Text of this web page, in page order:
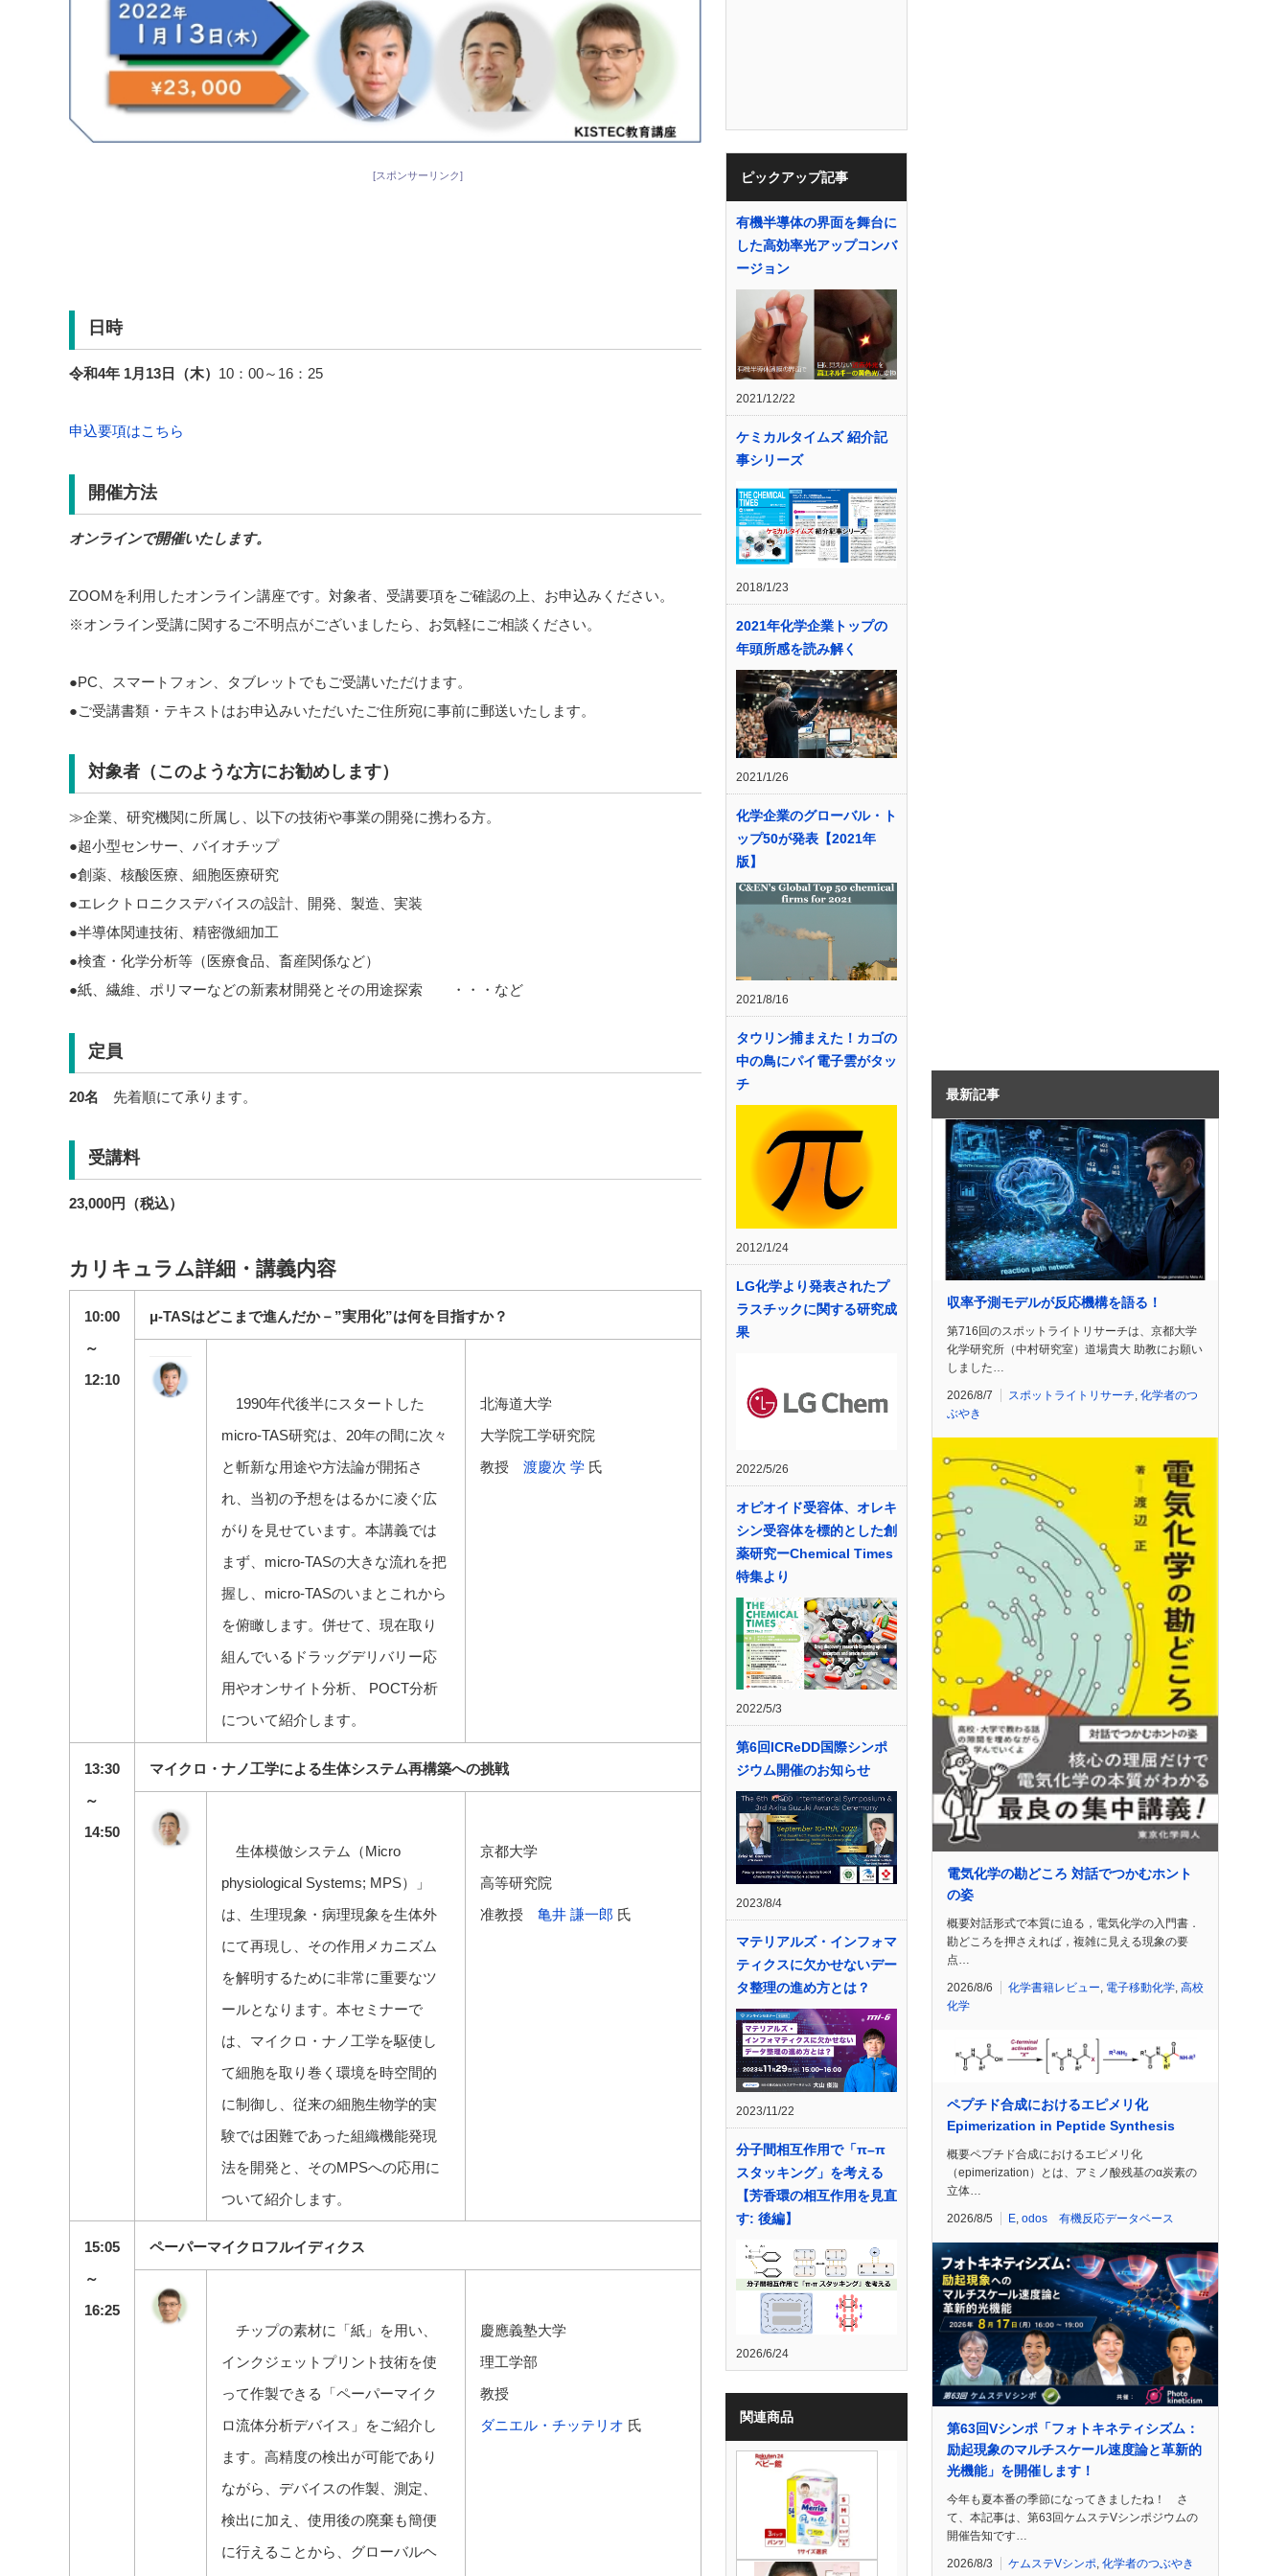
[スポンサーリンク]
日時
令和4年 1月13日（木） 10：00～16：25
申込要項はこちら
開催方法
オンラインで開催いたします。
ZOOMを利用したオンライン講座です。対象者、受講要項をご確認の上、お申込みください。
※オンライン受講に関するご不明点がございましたら、お気軽にご相談ください。
●PC、スマートフォン、タブレットでもご受講いただけます。
●ご受講書類・テキストはお申込みいただいたご住所宛に事前に郵送いたします。
対象者（このような方にお勧めします）
≫企業、研究機関に所属し、以下の技術や事業の開発に携わる方。
●超小型センサー、バイオチップ
●創薬、核酸医療、細胞医療研究
●エレクトロニクスデバイスの設計、開発、製造、実装
●半導体関連技術、精密微細加工
●検査・化学分析等（医療食品、畜産関係など）
●紙、繊維、ポリマーなどの新素材開発とその用途探索 ・・・など
定員
20名 先着順にて承ります。
受講料
23,000円（税込）
カリキュラム詳細・講義内容
10:00
～
12:10
μ-TASはどこまで進んだか－”実用化”は何を目指すか？
1990年代後半にスタートした
micro-TAS研究は、20年の間に次々
と斬新な用途や方法論が開拓さ
れ、当初の予想をはるかに凌ぐ広
がりを見せています。本講義では
まず、micro-TASの大きな流れを把
握し、micro-TASのいまとこれから
を俯瞰します。併せて、現在取り
組んでいるドラッグデリバリー応
用やオンサイト分析、 POCT分析
について紹介します。
北海道大学
大学院工学研究院
教授 渡慶次 学 氏
13:30
～
14:50
マイクロ・ナノ工学による生体システム再構築への挑戦
生体模倣システム（Micro
physiological Systems; MPS）」
は、生理現象・病理現象を生体外
にて再現し、その作用メカニズム
を解明するために非常に重要なツ
ールとなります。本セミナーで
は、マイクロ・ナノ工学を駆使し
て細胞を取り巻く環境を時空間的
に制御し、従来の細胞生物学的実
験では困難であった組織機能発現
法を開発と、そのMPSへの応用に
ついて紹介します。
京都大学
高等研究院
准教授 亀井 謙一郎 氏
15:05
～
16:25
ペーパーマイクロフルイディクス
チップの素材に「紙」を用い、
インクジェットプリント技術を使
って作製できる「ペーパーマイク
ロ流体分析デバイス」をご紹介し
ます。高精度の検出が可能であり
ながら、デバイスの作製、測定、
検出に加え、使用後の廃棄も簡便
に行えることから、グローバルヘ
慶應義塾大学
理工学部
教授
ダニエル・チッテリオ 氏
ピックアップ記事
有機半導体の界面を舞台に
した高効率光アップコンバ
ージョン
2021/12/22
ケミカルタイムズ 紹介記
事シリーズ
2018/1/23
2021年化学企業トップの
年頭所感を読み解く
2021/1/26
化学企業のグローバル・ト
ップ50が発表【2021年
版】
2021/8/16
タウリン捕まえた！カゴの
中の鳥にパイ電子雲がタッ
チ
2012/1/24
LG化学より発表されたプ
ラスチックに関する研究成
果
2022/5/26
オピオイド受容体、オレキ
シン受容体を標的とした創
薬研究ーChemical Times
特集より
2022/5/3
第6回ICReDD国際シンポ
ジウム開催のお知らせ
2023/8/4
マテリアルズ・インフォマ
ティクスに欠かせないデー
タ整理の進め方とは？
2023/11/22
分子間相互作用で「π–π
スタッキング」を考える
【芳香環の相互作用を見直
す: 後編】
2026/6/24
関連商品
最新記事
収率予測モデルが反応機構を語る！
第716回のスポットライトリサーチは、京都大学
化学研究所（中村研究室）道場貴大 助教にお願い
しました…
2026/8/7 スポットライトリサーチ 化学者のつ
ぶやき
電気化学の勘どころ 対話でつかむホント
の姿
概要対話形式で本質に迫る，電気化学の入門書．
勘どころを押さえれば，複雑に見える現象の要
点…
2026/8/6 化学書籍レビュー 電子移動化学 高校
化学
ペプチド合成におけるエピメリ化
Epimerization in Peptide Synthesis
概要ペプチド合成におけるエピメリ化
（epimerization）とは、アミノ酸残基のα炭素の
立体…
2026/8/5 E odos 有機反応データベース
第63回Vシンポ「フォトキネティシズム：
励起現象のマルチスケール速度論と革新的
光機能」を開催します！
今年も夏本番の季節になってきましたね！ さ
て、本記事は、第63回ケムステVシンポジウムの
開催告知です…
2026/8/3 ケムステVシンポ, 化学者のつぶやき